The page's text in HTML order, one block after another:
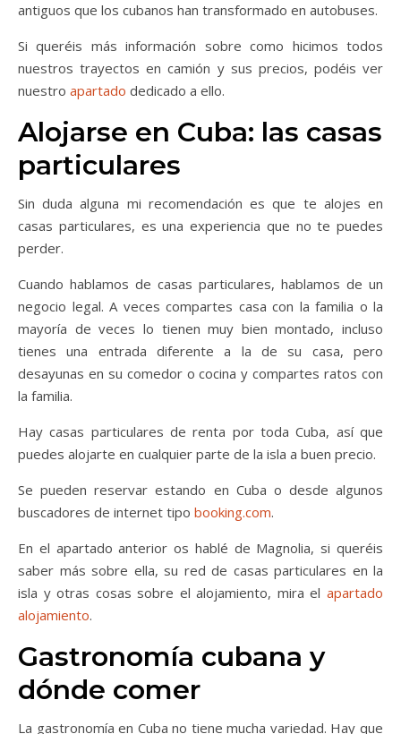
antiguos que los cubanos han transformado en autobuses.
Si queréis más información sobre como hicimos todos
nuestros trayectos en camión y sus precios, podéis ver
nuestro apartado dedicado a ello.
Alojarse en Cuba: las casas
particulares
Sin duda alguna mi recomendación es que te alojes en
casas particulares, es una experiencia que no te puedes
perder.
Cuando hablamos de casas particulares, hablamos de un
negocio legal. A veces compartes casa con la familia o la
mayoría de veces lo tienen muy bien montado, incluso
tienes una entrada diferente a la de su casa, pero
desayunas en su comedor o cocina y compartes ratos con
la familia.
Hay casas particulares de renta por toda Cuba, así que
puedes alojarte en cualquier parte de la isla a buen precio.
Se pueden reservar estando en Cuba o desde algunos
buscadores de internet tipo booking.com.
En el apartado anterior os hablé de Magnolia, si queréis
saber más sobre ella, su red de casas particulares en la
isla y otras cosas sobre el alojamiento, mira el apartado
alojamiento.
Gastronomía cubana y
dónde comer
La gastronomía en Cuba no tiene mucha variedad. Hay que